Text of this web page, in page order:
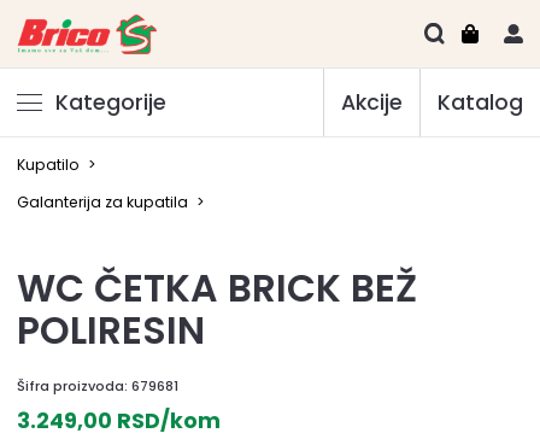
Kategorije Akcije Katalog
Kupatilo >
Galanterija za kupatila >
WC ČETKA BRICK BEŽ
POLIRESIN
Šifra proizvoda: 679681
3.249,00 RSD/kom